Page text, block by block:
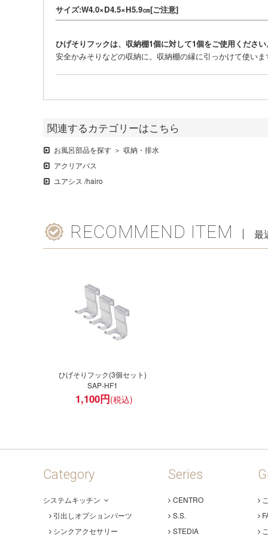
サイズ:W4.0×D4.5×H5.9㎝[ご注意]
ひげそりフックは、収納棚1個に対して1個をご使用くださ
安全かみそりなどの収納に。収納棚の縁に引っかけて使いま
関連するカテゴリーはこちら
お風呂部品を探す
収納・排水
アクリアバス
ユアシス /hairo
RECOMMEND ITEM 最
ひげそりフック(3個セット)
SAP-HF1
1,100円
Category
システムキッチン
引出しオプションパーツ
シンクアクセサリー
Series
CENTRO
S.S.
STEDIA